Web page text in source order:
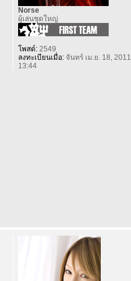
Norse
ผู้เล่นชุดใหญ่
โพสต์:2549
ลงทะเบียนเมื่อ:จันทร์ เม.ย. 18, 2011
13:44